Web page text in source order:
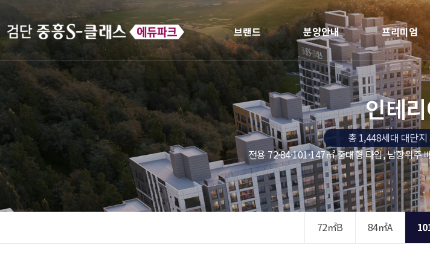
브랜드 분양안내 프리미엄
인테
총 1,448세대 대단지
전용 72·84·101·147㎡ 중대형 타입, 남향위주
72㎡B 84㎡A